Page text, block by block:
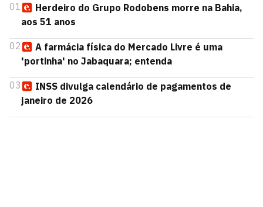
01
Herdeiro do Grupo Rodobens morre na Bahia,
aos 51 anos
02
A farmácia física do Mercado Livre é uma
'portinha' no Jabaquara; entenda
03
INSS divulga calendário de pagamentos de
janeiro de 2026